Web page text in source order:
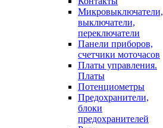
Микровыключатели,
выключатели,
переключатели
Панели приборов,
счетчики моточасов
Платы управления.
Платы
Потенциометры
Предохранители,
блоки
предохранителей